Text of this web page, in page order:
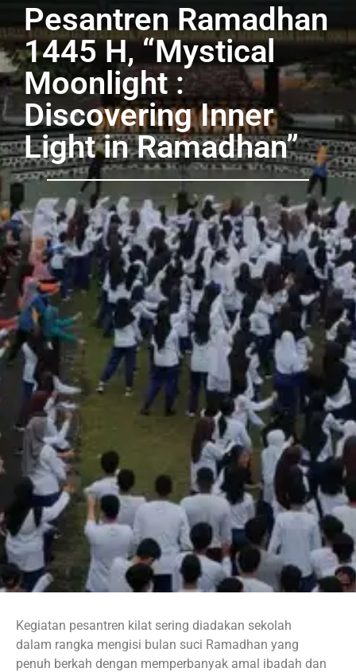
Pesantren Ramadhan
1445 H, “Mystical
Moonlight :
Discovering Inner
Light in Ramadhan”
Kegiatan pesantren kilat sering diadakan sekolah
dalam rangka mengisi bulan suci Ramadhan yang
penuh berkah dengan memperbanyak amal ibadah dan